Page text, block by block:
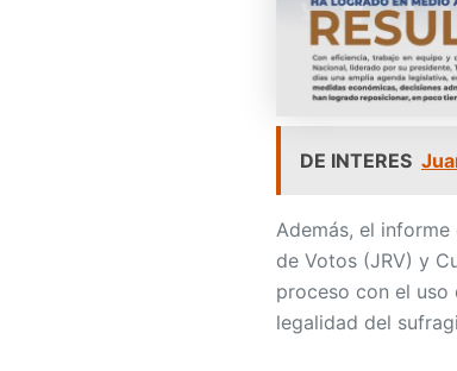
DE INTERES
Además, el
de Votos (JRV) y
proceso con el
legalidad del